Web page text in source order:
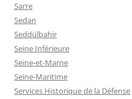
Sarre
Sedan
Seddülbahir
Seine Inférieure
Seine-et-Marne
Seine-Maritime
Services Historique de la Défense